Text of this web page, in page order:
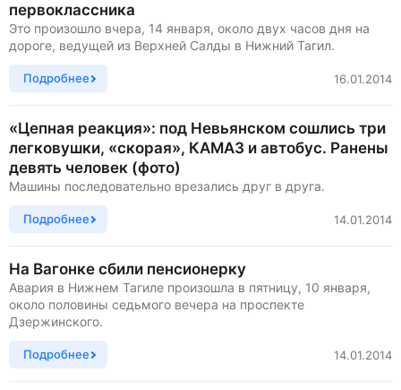
первоклассника
Это произошло вчера, 14 января, около двух часов дня на
дороге, ведущей из Верхней Салды в Нижний Тагил.
Подробнее 16.01.2014
«Цепная реакция»: под Невьянском сошлись три
легковушки, «скорая», КАМАЗ и автобус. Ранены
девять человек (фото)
Машины последовательно врезались друг в друга.
Подробнее 14.01.2014
На Вагонке сбили пенсионерку
Авария в Нижнем Тагиле произошла в пятницу, 10 января,
около половины седьмого вечера на проспекте
Дзержинского.
Подробнее 14.01.2014